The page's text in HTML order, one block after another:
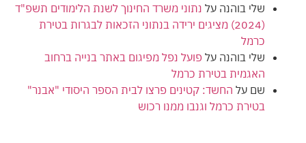
שלי בוהנה על נתוני משרד החינוך לשנת הלימודים תשפ"ד
(2024) מציגים ירידה בנתוני הזכאות לבגרות בטירת
כרמל
שלי בוהנה על פועל נפל מפיגום באתר בנייה ברחוב
האגמית בטירת כרמל
שם על החשד: קטינים פרצו לבית הספר היסודי "אבנר"
בטירת כרמל וגנבו ממנו רכוש